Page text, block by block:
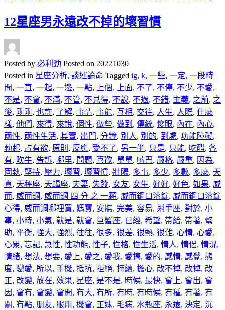
12星座男永遠改不掉的壞習慣
Posted by 必利勁 Posted on 20221030
Posted in 星座分析, 談運論命 Tagged ig, k, 一些, 一定, 一段時
間, 一直, 一起, 一邊, 一點, 上個, 上面, 不了, 不停, 不少, 不愛,
不是, 不會, 不滿, 不管, 不見得, 不說, 不過, 不錯, 主義, 之前, 之
後, 乖乖, 也許, 了解, 事情, 事能, 互相, 交往, 人生, 人際, 什麼
樣, 他們, 來得, 來說, 個性, 做些, 做到 , 傳統, 傻眼, 內在, 內心,
兩性, 兩性生活, 其實, 出門, 分鐘, 別人, 別的, 到處, 功能障礙,
勃起, 占有欲, 原則 , 反應, 受不了, 另一半, 只是, 只能, 吃醋, 各
有, 吹牛, 告訴, 哪里, 問題, 喜歡, 單單, 嘴巴, 嚴格, 嚴重, 因為,
固執, 堅持, 壓力, 壞習, 壞習慣, 壯陽, 多事, 多少, 多數, 多麼, 天
真, 天秤座, 天蝎座, 夫妻, 失蹤, 女友, 女生, 好好, 好色, 如果, 威
而, 威而鋼, 威而鋼 四 分 之 一顆, 威而鋼口溶錠, 威而鋼口溶錠
心得, 威而鋼哪裡買, 媽寶, 安撫, 完美, 容易, 射手座, 對於, 小
事, 小時, 小氣, 就是, 就會, 巨蟹座, 已經, 希望, 帶給, 帶著, 幫
助, 平衡, 強大, 強烈, 往往, 很多, 很差, 很熱, 很難, 心情, 心愛,
心累, 忘記, 急性, 性功能, 性子, 性格, 性生活, 情人, 情侶, 情況,
情緒, 想法, 想要, 愛上, 愛之, 愛我, 愛搞, 愛的, 感情, 感覺, 態
度, 戀愛, 所以, 手機, 抵抗, 拒絕, 持續, 擔心, 改不掉, 改掉, 改
正, 改變, 放在, 效果, 星座, 是不是, 時候, 最快, 會上, 會出, 會
因 , 會有, 會變, 會開, 有大, 有所, 有時, 有時候, 有種, 有著, 有
關, 有點, 朋友, 服用 , 機會, 正妹, 毛病, 水瓶座, 永遠, 決定, 沉